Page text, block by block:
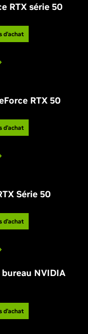
RTX série 50
RTX 50
Série 50
NVIDIA